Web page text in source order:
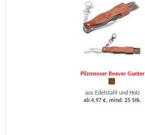
Pilzmesser Beaver Gunter
aus Edelstahl und Holz
ab 4,97 €, mind. 25 Stk.